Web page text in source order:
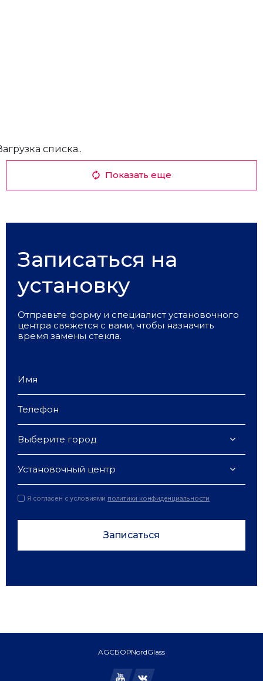
списка..
Показать еще
Записаться на
установку
Отправьте форму и специалист установочного
центра свяжется с вами, чтобы назначить
время замены стекла.
Выберите город
Установочный центр
Я согласен с условиями политики конфиденциальности
Записаться
AGCБОРNordGlass